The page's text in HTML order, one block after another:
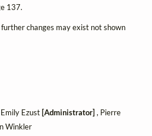
137.
changes may exist not shown
Ezust [Administrator] , Pierre
Winkler